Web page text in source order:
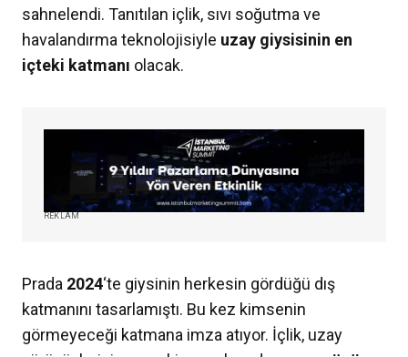
sahnelendi. Tanıtılan içlik, sıvı soğutma ve
havalandırma teknolojisiyle uzay giysisinin en
içteki katmanı olacak.
REKLAM
Prada 2024‘te giysinin herkesin gördüğü dış
katmanını tasarlamıştı. Bu kez kimsenin
görmeyeceği katmana imza atıyor. İçlik, uzay